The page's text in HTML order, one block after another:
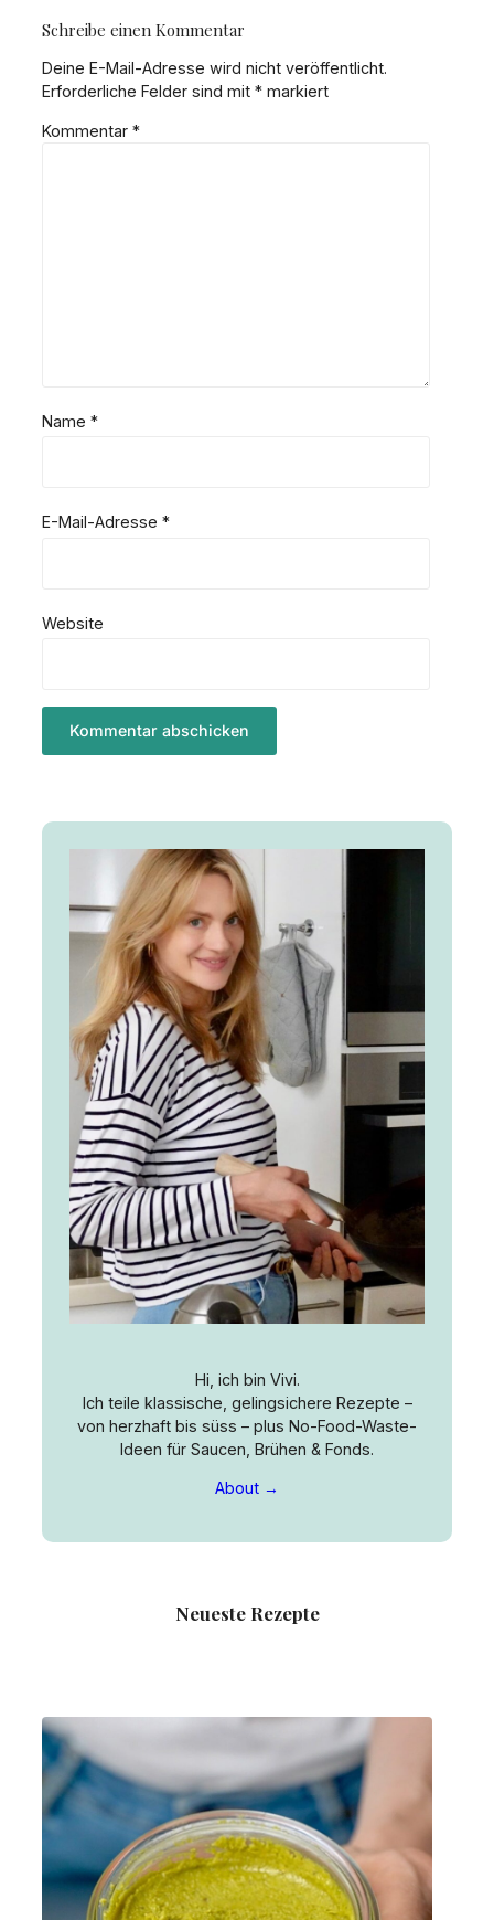
Schreibe einen Kommentar
Deine E-Mail-Adresse wird nicht veröffentlicht.
Erforderliche Felder sind mit * markiert
Kommentar *
Name *
E-Mail-Adresse *
Website
Hi, ich bin Vivi.
Ich teile klassische, gelingsichere Rezepte –
von herzhaft bis süss – plus No-Food-Waste-
Ideen für Saucen, Brühen & Fonds.
About →
Neueste Rezepte